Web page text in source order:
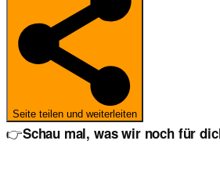
Seite teilen und weiterleiten
👉Schau mal, was wir noch für